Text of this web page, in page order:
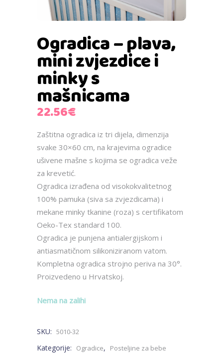
Ogradica – plava,
mini zvjezdice i
minky s
mašnicama
22.56€
Zaštitna ogradica iz tri dijela, dimenzija
svake 30×60 cm, na krajevima ogradice
ušivene mašne s kojima se ogradica veže
za krevetić.
Ogradica izrađena od visokokvalitetnog
100% pamuka (siva sa zvjezdicama) i
mekane minky tkanine (roza) s certifikatom
Oeko-Tex standard 100.
Ogradica je punjena antialergijskom i
antiasmatičnom silikoniziranom vatom.
Kompletna ogradica strojno periva na 30°.
Proizvedeno u Hrvatskoj.
Nema na zalihi
SKU: 5010-32
Kategorije: Ogradice, Posteljine za bebe